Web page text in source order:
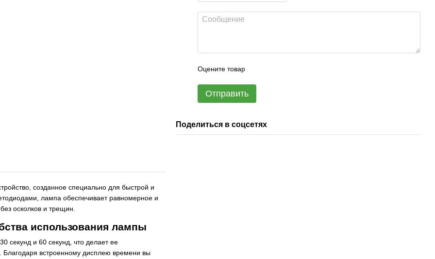
созданное специально для быстрой и
лампа обеспечивает равномерное и
осколков и трещин.
использования лампы
секунд и 60 секунд, что делает ее
встроенному дисплею времени вы
Оцените товар
Отправить
Поделиться в соцсетях